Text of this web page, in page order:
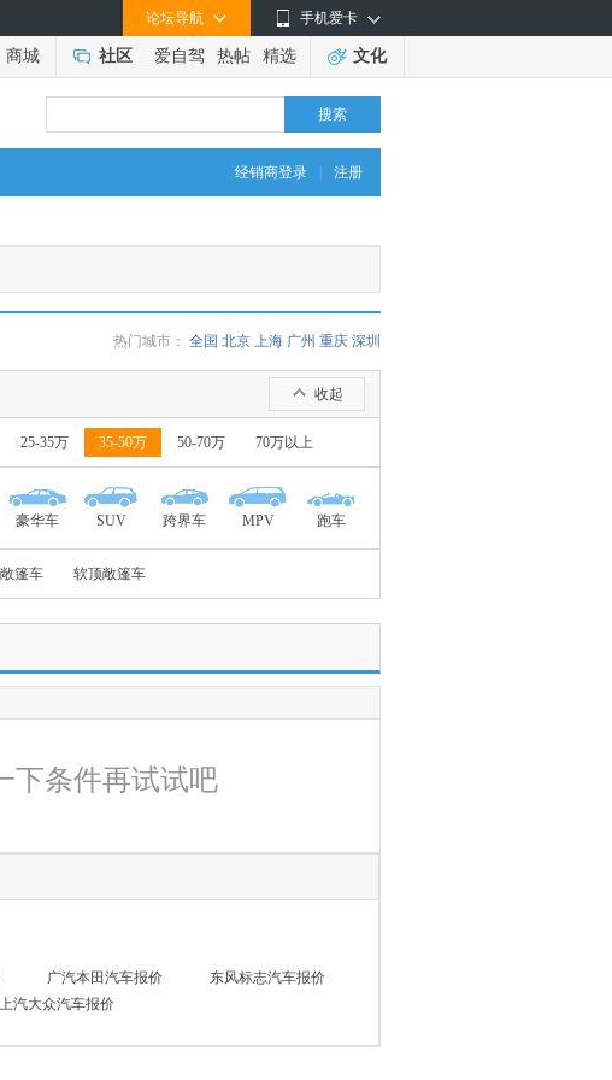
手机爱卡
论坛导航
商城 社区 爱自驾 热帖 精选 文化
搜索
经销商登录 注册
热门城市： 全国 北京 上海 广州 重庆 深圳
收起
25-35万 35-50万 50-70万 70万以上
豪华车 SUV 跨界车 MPV 跑车
篷车 软顶敞篷车
下条件再试试吧
广汽本田汽车报价
东风标志汽车报价
上汽大众汽车报价